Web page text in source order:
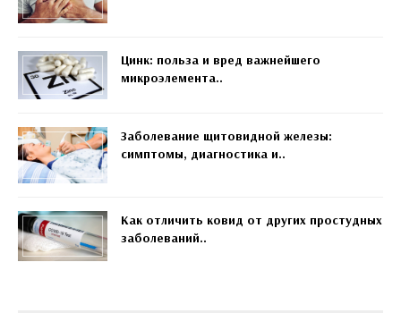
Цинк: польза и вред важнейшего
микроэлемента..
Заболевание щитовидной железы:
симптомы, диагностика и..
Как отличить ковид от других простудных
заболеваний..